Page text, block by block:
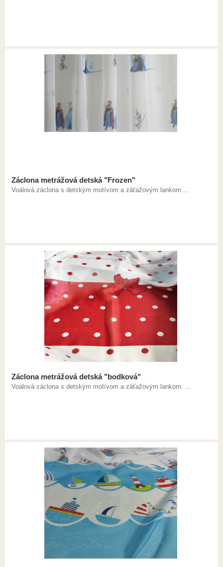
Záclona metrážová detská "Frozen"
Voálová záclona s detským motívom a záťažovým lankom ...
Záclona metrážová detská "bodková"
Voálová záclona s detským motívom a záťažovým lankom. ...